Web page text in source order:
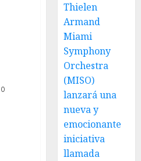
0
Thielen
Armand
Miami
Symphony
Orchestra
(MISO)
lanzará una
nueva y
emocionante
iniciativa
llamada